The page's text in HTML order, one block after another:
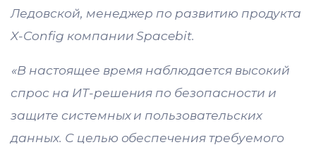
Ледовской, менеджер по развитию продукта
X-Config компании Spacebit.
«В настоящее время наблюдается высокий
спрос на ИТ-решения по безопасности и
защите системных и пользовательских
данных. С целью обеспечения требуемого